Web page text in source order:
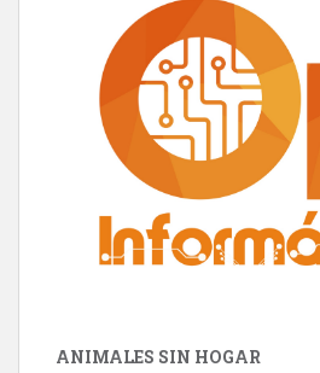
ANIMALES SIN HOGAR